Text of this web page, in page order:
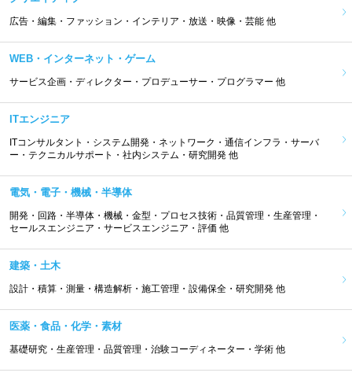
広告・編集・ファッション・インテリア・放送・映像・芸能 他
WEB・インターネット・ゲーム
サービス企画・ディレクター・プロデューサー・プログラマー 他
ITエンジニア
ITコンサルタント・システム開発・ネットワーク・通信インフラ・サーバ
ー・テクニカルサポート・社内システム・研究開発 他
電気・電子・機械・半導体
開発・回路・半導体・機械・金型・プロセス技術・品質管理・生産管理・
セールスエンジニア・サービスエンジニア・評価 他
建築・土木
設計・積算・測量・構造解析・施工管理・設備保全・研究開発 他
医薬・食品・化学・素材
基礎研究・生産管理・品質管理・治験コーディネーター・学術 他